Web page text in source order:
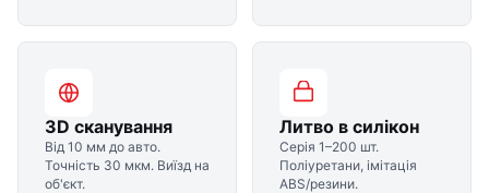
3D сканування
Від 10 мм до авто.
Точність 30 мкм. Виїзд на
об'єкт.
Литво в силікон
Серія 1–200 шт.
Поліуретани, імітація
ABS/резини.